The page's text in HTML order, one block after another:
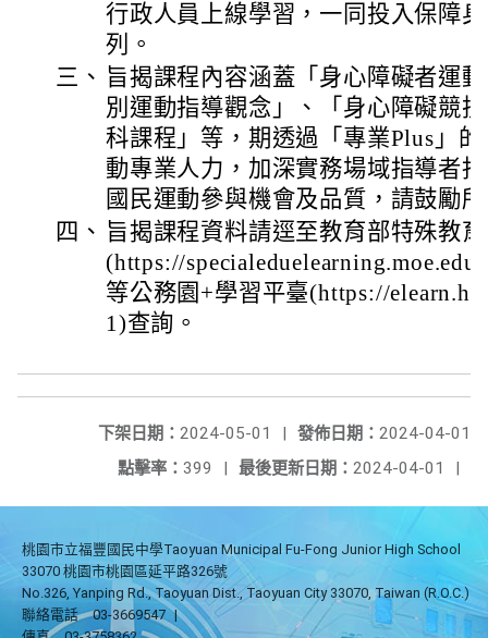
行政人員上線學習，一同投入保障
列。
三、 旨揭課程內容涵蓋「身心障礙者運
別運動指導觀念」、「身心障礙競
科課程」等，期透過「專業Plus」
動專業人力，加深實務場域指導者
國民運動參與機會及品質，請鼓勵
四、 旨揭課程資料請逕至教育部特殊教
(https://
等公務園+學習平臺(https://
1)查詢。
發佈日期： 2024-04-01
下架日期： 2024-05-01
|
最後更新日期： 2024-04-01 |
點擊率： 399 |
桃園市立福豐國民中學Taoyuan Municipal Fu-Fong Junior High School
33070 桃園市桃園區延平路326號
No.326, Yanping Rd., Taoyuan Dist., Taoyuan City 33070, Taiwan (R.O.C.)
聯絡電話
03-3669547 |